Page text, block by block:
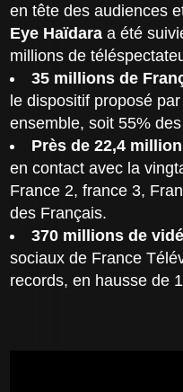
en tête des audiences
Eye Haïdara a été
millions de
35 millions de
le dispositif proposé
ensemble, soit 55%
Près de 22,4
en contact avec la
France 2, france 3,
des Français.
370 millions de
sociaux de France
records, en hausse de